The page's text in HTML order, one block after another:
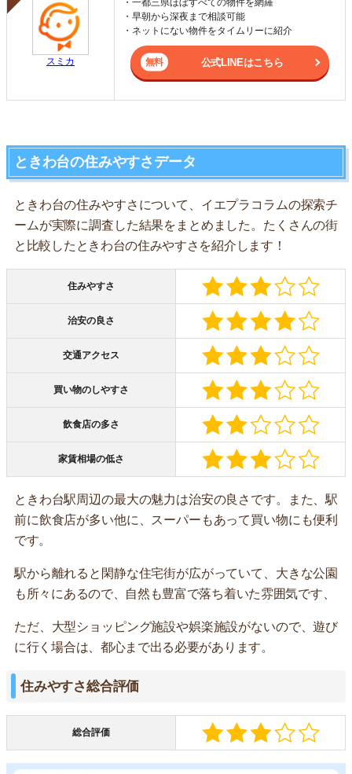
スミカ
・早朝から深夜まで相談可能
・ネットにない物件をタイムリーに紹介
公式LINEはこちら
ときわ台の住みやすさデータ
ときわ台の住みやすさについて、イエプラコラムの探索チ
ームが実際に調査した結果をまとめました。たくさんの街
と比較したときわ台の住みやすさを紹介します！
住みやすさ
治安の良さ
交通アクセス
買い物のしやすさ
飲食店の多さ
家賃相場の低さ
ときわ台駅周辺の最大の魅力は治安の良さです。また、駅
前に飲食店が多い他に、スーパーもあって買い物にも便利
です。
駅から離れると閑静な住宅街が広がっていて、大きな公園
も所々にあるので、自然も豊富で落ち着いた雰囲気です、
ただ、大型ショッピング施設や娯楽施設がないので、遊び
に行く場合は、都心まで出る必要があります。
住みやすさ総合評価
総合評価